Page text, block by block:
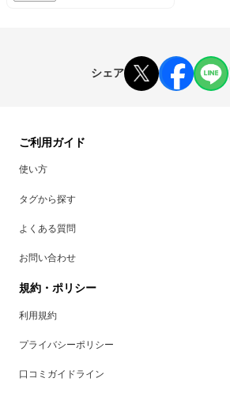
シェア
ご利用ガイド
使い方
タグから探す
よくある質問
お問い合わせ
規約・ポリシー
利用規約
プライバシーポリシー
口コミガイドライン